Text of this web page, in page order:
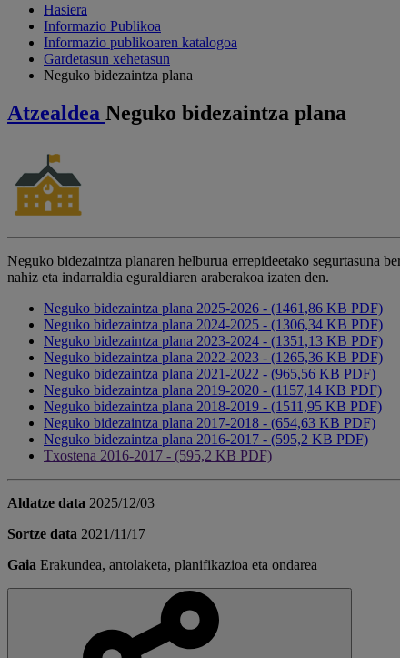
Hasiera
Informazio Publikoa
Informazio publikoaren katalogoa
Gardetasun xehetasun
Neguko bidezaintza plana
Atzealdea Neguko bidezaintza plana
Neguko bidezaintza planaren helburua errepideetako segurtasuna
nahiz eta indarraldia eguraldiaren araberakoa izaten den.
Neguko bidezaintza plana 2025-2026 - (1461,86 KB PDF)
Neguko bidezaintza plana 2024-2025 - (1306,34 KB PDF)
Neguko bidezaintza plana 2023-2024 - (1351,13 KB PDF)
Neguko bidezaintza plana 2022-2023 - (1265,36 KB PDF)
Neguko bidezaintza plana 2021-2022 - (965,56 KB PDF)
Neguko bidezaintza plana 2019-2020 - (1157,14 KB PDF)
Neguko bidezaintza plana 2018-2019 - (1511,95 KB PDF)
Neguko bidezaintza plana 2017-2018 - (654,63 KB PDF)
Neguko bidezaintza plana 2016-2017 - (595,2 KB PDF)
Txostena 2016-2017 - (595,2 KB PDF)
Aldatze data 2025/12/03
Sortze data 2021/11/17
Gaia Erakundea, antolaketa, planifikazioa eta ondarea